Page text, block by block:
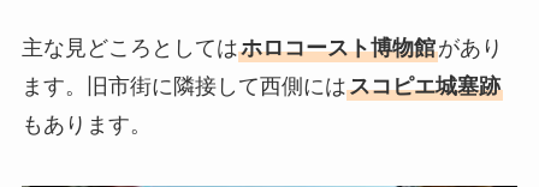
主な見どころとしてはホロコースト博物館があり
ます。旧市街に隣接して西側にはスコピエ城塞跡
もあります。